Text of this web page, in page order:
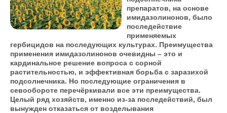
препаратов, на основе
имидазолинонов, было
последействие
применяемых
гербицидов на последующих культурах. Преимущества
применения имидазолинонов очевидны – это и
кардинальное решение вопроса с сорной
растительностью, и эффективная борьба с заразихой
подсолнечника. Но последующие ограничения в
севообороте перечёркивали все эти преимущества.
Целый ряд хозяйств, именно из-за последействий, был
вынужден отказаться от возделывания